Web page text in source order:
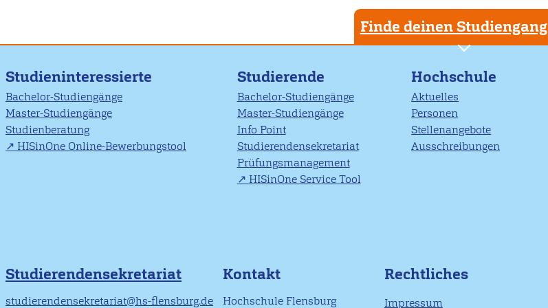
Finde deinen Studiengang
Studieninteressierte
Bachelor-Studiengänge
Master-Studiengänge
Studienberatung
HISinOne Online-Bewerbungstool
Studierende
Bachelor-Studiengänge
Master-Studiengänge
Info Point
Studierendensekretariat
Prüfungsmanagement
HISinOne Service Tool
Hochschule
Aktuelles
Personen
Stellenangebote
Ausschreibungen
Studierendensekretariat
studierendensekretariat@hs-flensburg.de
Kontakt
Hochschule Flensburg
Rechtliches
Impressum